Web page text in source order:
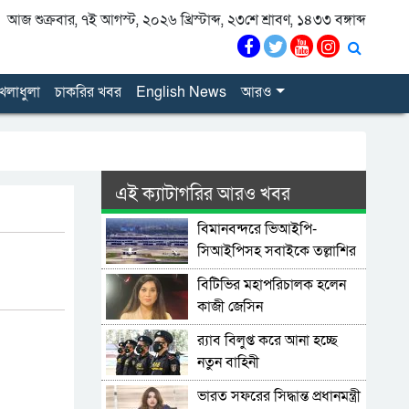
আজ শুক্রবার, ৭ই আগস্ট, ২০২৬ খ্রিস্টাব্দ, ২৩শে শ্রাবণ, ১৪৩৩ বঙ্গাব্দ
চাকরির খবর English News আরও
এই ক্যাটাগরির আরও খবর
বিমানবন্দরে ভিআইপি-
সিআইপিসহ সবাইকে তল্লাশির
নির্দেশ
বিটিভির মহাপরিচালক হলেন
কাজী জেসিন
র‍্যাব বিলুপ্ত করে আনা হচ্ছে
নতুন বাহিনী
ভারত সফরের সিদ্ধান্ত প্রধানমন্ত্রী